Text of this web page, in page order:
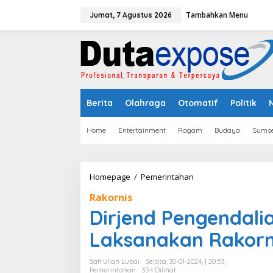
Jumat, 7 Agustus 2026 Tambahkan Menu
Berita Olahraga Otomatif Politik
Home Entertainment Ragam Budaya
Homepage / Pemerintahan
e
n
d
e
Rakornis
Dirjend
Laksanakan
Safrullah Lubai
Selasa, 30-01-2024, | 20:53,
Pemerintahan
354 Dilihat